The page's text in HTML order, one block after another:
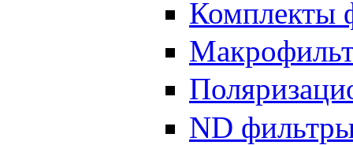
Комплекты
ND